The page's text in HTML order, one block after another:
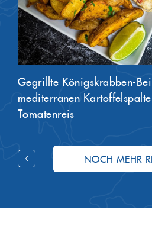
Gegrillte Königskrabben-
mediterranen
Tomatenreis
NOCH MEHR